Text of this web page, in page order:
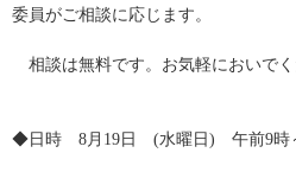
委員がご相談に応じます。
相談は無料です。お気軽においでく
◆日時 8月19日 (水曜日) 午前9時